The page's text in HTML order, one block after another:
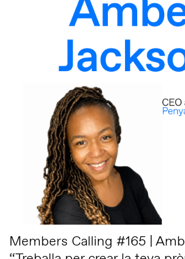
Members Calling #165 |